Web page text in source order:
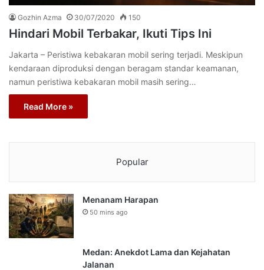
Gozhin Azma 30/07/2020 150
Hindari Mobil Terbakar, Ikuti Tips Ini
Jakarta – Peristiwa kebakaran mobil sering terjadi. Meskipun
kendaraan diproduksi dengan beragam standar keamanan,
namun peristiwa kebakaran mobil masih sering…
Read More »
Popular
Menanam Harapan
50 mins ago
Medan: Anekdot Lama dan Kejahatan
Jalanan